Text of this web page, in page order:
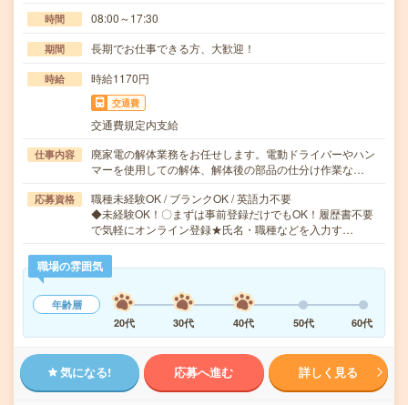
時間 08:00～17:30
期間 長期でお仕事できる方、大歓迎！
時給 時給1170円
交通費
交通費規定内支給
仕事内容
廃家電の解体業務をお任せします。電動ドライバーやハン
マーを使用しての解体、解体後の部品の仕分け作業な…
応募資格
職種未経験OK / ブランクOK / 英語力不要
◆未経験OK！〇まずは事前登録だけでもOK！履歴書不要
で気軽にオンライン登録★氏名・職種などを入力す…
職場の雰囲気
年齢層
20代
30代 40代 50代 60代
気になる! 応募へ進む 詳しく見る